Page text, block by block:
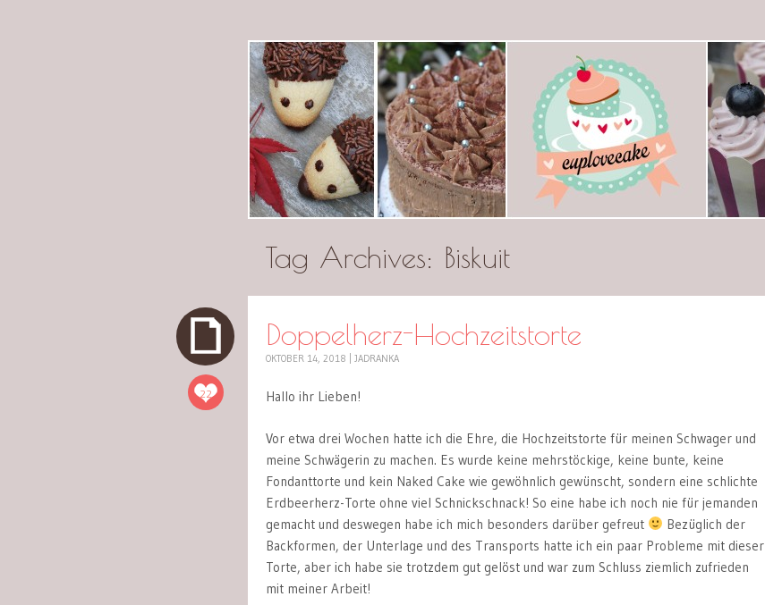
cuplovecake
Tag Archives: Biskuit
22
Doppelherz-Hochzeitstorte
OKTOBER 14, 2018 JADRANKA
Hallo ihr Lieben!
Vor etwa drei Wochen hatte ich die Ehre, die Hochzeitstorte für meinen Schwager und
meine Schwägerin zu machen. Es wurde keine mehrstöckige, keine bunte, keine
Fondanttorte und kein Naked Cake wie gewöhnlich gewünscht, sondern eine schlichte
Erdbeerherz-Torte ohne viel Schnickschnack! So eine habe ich noch nie für jemanden
gemacht und deswegen habe ich mich besonders darüber gefreut
Bezüglich der
Backformen, der Unterlage und des Transports hatte ich ein paar Probleme mit dieser
Torte, aber ich habe sie trotzdem gut gelöst und war zum Schluss ziemlich zufrieden
mit meiner Arbeit!